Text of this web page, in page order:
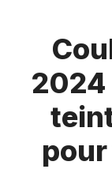
2024